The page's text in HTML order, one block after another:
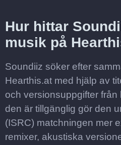
Hur hittar
musik på
Soundiiz söker efter
Hearthis.at med hjälp av
och versionsuppgifter
den är tillgänglig gör den
(ISRC) matchningen mer
remixer, akustiska